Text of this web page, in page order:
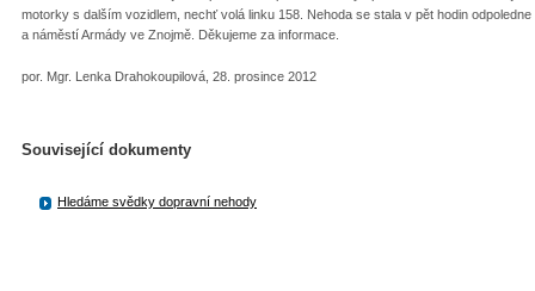
motorky s dalším vozidlem, nechť volá linku 158. Nehoda se stala v pět hodin
a náměstí Armády ve Znojmě. Děkujeme za informace.
por. Mgr. Lenka Drahokoupilová, 28. prosince 2012
Související dokumenty
Hledáme svědky dopravní nehody